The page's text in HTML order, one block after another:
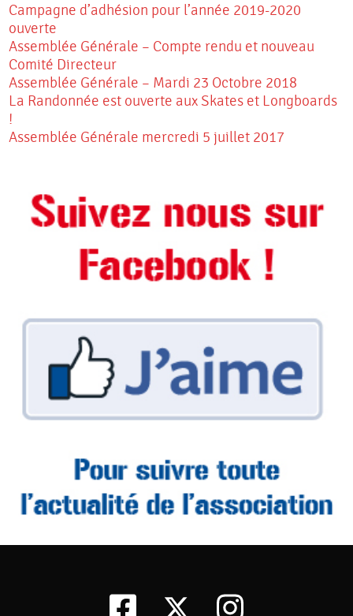
Campagne d’adhésion pour l’année 2019-2020
ouverte
Assemblée Générale – Compte rendu et nouveau
Comité Directeur
Assemblée Générale – Mardi 23 Octobre 2018
La Randonnée est ouverte aux Skates et Longboards
!
Assemblée Générale mercredi 5 juillet 2017